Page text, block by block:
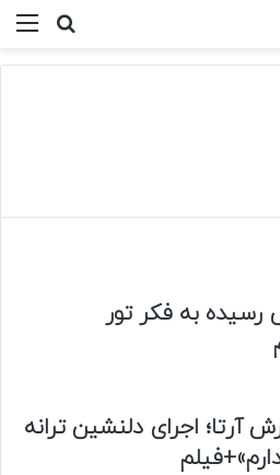
به فکر تور
اجرای دلنشین ترانه